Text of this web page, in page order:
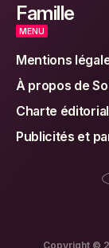
Famille
MENU
Mentions
À propos de
Charte
Publicités et
Copyright ©